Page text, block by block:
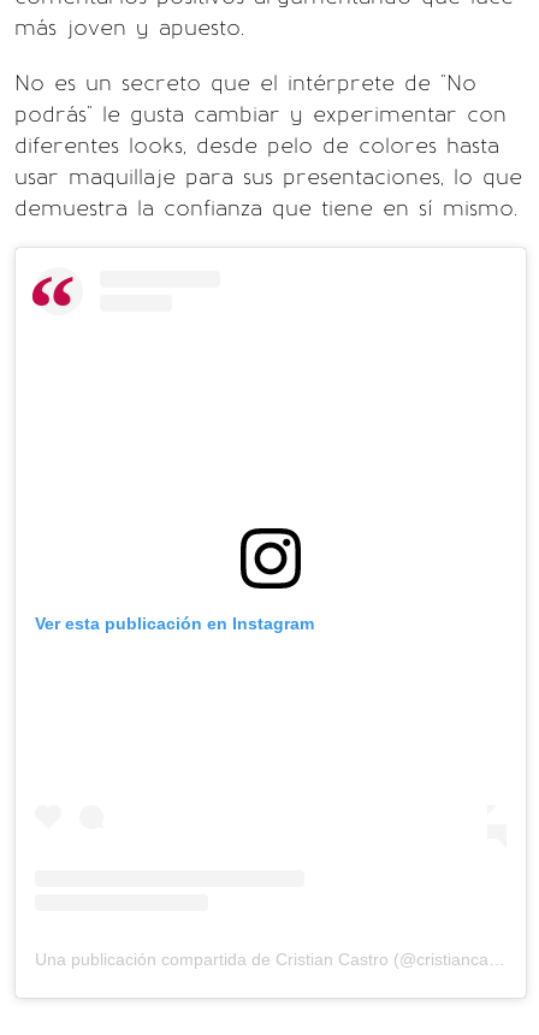
más joven y apuesto.
No es un secreto que el intérprete de "No
podrás" le gusta cambiar y experimentar con
diferentes looks, desde pelo de colores hasta
usar maquillaje para sus presentaciones, lo que
demuestra la confianza que tiene en sí mismo.
Ver esta publicación en Instagram